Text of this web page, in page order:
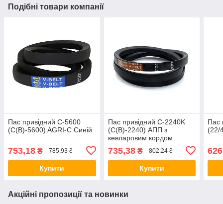
Подібні товари компанії
Пас привідний C-5600
(C(В)-5600) AGRI-C Синій
753,18 ₴ 785,93 ₴
Купити
Пас привідний C-2240K
(C(В)-2240) АПП з
кевларовим кордом
735,38₴ 802,24 ₴
Купити
Пас
(22/
Акційні пропозиції та новинки